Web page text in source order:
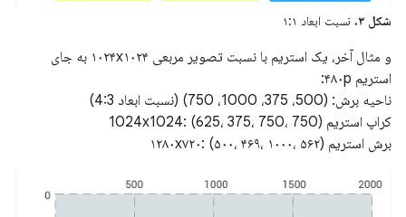
شکل ۳. نسبت ابعاد ۱:۱
و مثال آخر، یک استریم با نسبت تصویر مربعی ۱۰۲۴x۱۰۲۴ به جای
استریم ۴۸۰p:
ناحیه برش: (500، 375، 1000، 750) (نسبت ابعاد 4:3)
کراپ استریم 1024x1024: (625، 375، 750، 750)
برش استریم ۱۲۸۰x۷۲۰: (۵۰۰، ۴۶۹، ۱۰۰۰، ۵۶۲)